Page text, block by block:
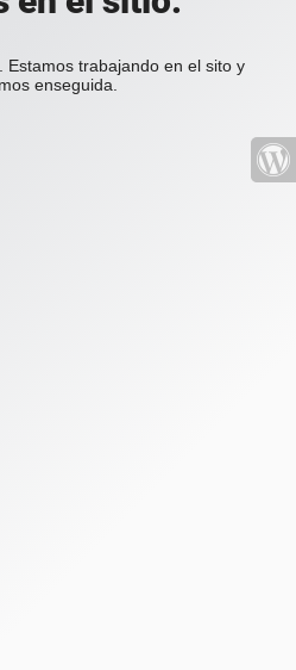
Estamos trabajando en el sito y
enseguida.